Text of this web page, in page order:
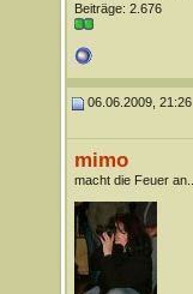
Beiträge: 2.676
06.06.2009, 21:26
mimo
macht die Feuer an...